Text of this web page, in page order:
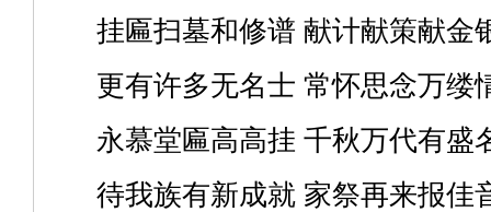
挂匾扫墓和修谱 献计献策献金
更有许多无名士 常怀思念万缕
永慕堂匾高高挂 千秋万代有盛
待我族有新成就 家祭再来报佳